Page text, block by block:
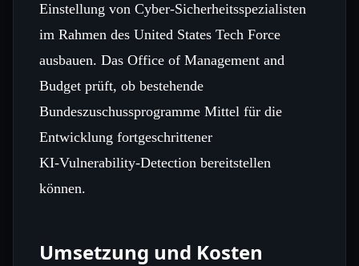
Einstellung von Cyber‑Sicherheitsspezialisten
im Rahmen des United States Tech Force
ausbauen. Das Office of Management and
Budget prüft, ob bestehende
Bundeszuschussprogramme Mittel für die
Entwicklung fortgeschrittener
KI‑Vulnerability‑Detection bereitstellen
können.
Umsetzung und Kosten